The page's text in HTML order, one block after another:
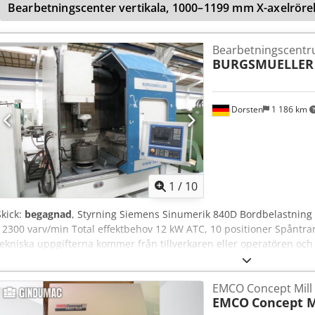
Bearbetningscenter vertikala, 1000–1199 mm X-
1 / 10
Dorsten 1 186 km
BURGSMUELLER
begagnad, Styrning Siemens Sinumerik 840D
2300 varv/min Total effektbehov 12 kW ATC, 10 positioner
uppgifterna kommer från tillverkaren eller operatören
förbehåller oss rätten till mellanförsäljning; endast våra affärs-
egna maskiner i lager över 15 000 m² lageryta,
din verkstad Om du vill sälja maskiner, produktionslinjer eller din
E Topyjck Fler erbjudanden hittar du på vår hemsida. Visningar är
EMCO Concept Mill
EMCO Concept